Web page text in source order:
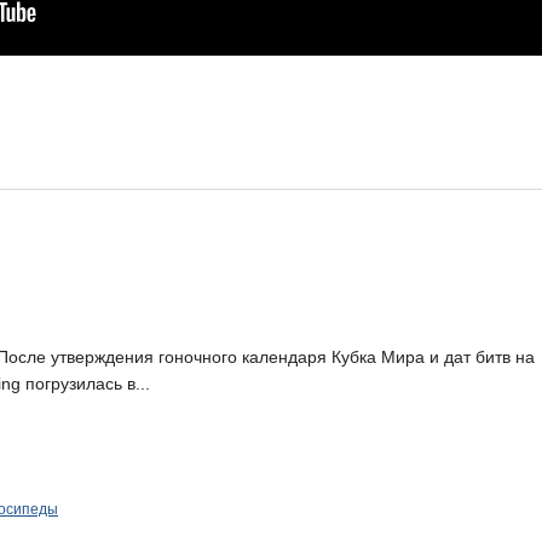
утверждения гоночного календаря Кубка Мира и дат битв на
погрузилась в...